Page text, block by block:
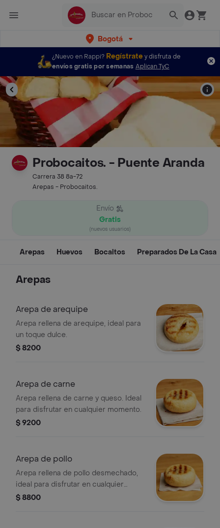
Bogotá
¿Nuevo en Rappi? Regístratey disfruta de
envíos gratis por semanas Aplican TyC
Probocaitos. - Puente Aranda
Carrera 38 8a-72
Arepas - Probocaitos.
Envío
Gratis
(nuevos usuarios)
Arepas Huevos Bocaitos Preparados De La Casa
Arepas
Arepa de arequipe
Arepa rellena de arequipe, ideal para
un toque dulce.
$ 8200
Arepa de carne
Arepa rellena de carne y queso. Ideal
para disfrutar en cualquier momento.
$ 9200
Arepa de pollo
Arepa rellena de pollo desmechado,
ideal para disfrutar en cualquier
momento.
$ 8800